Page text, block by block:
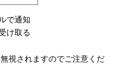
で通知
け取る
視されますのでご注意くだ